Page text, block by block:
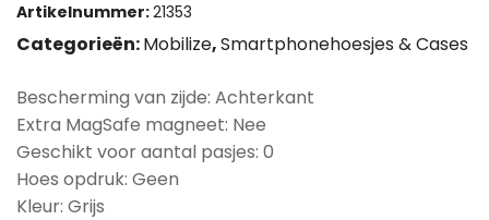
Artikelnummer:21353
Categorieën:Mobilize,Smartphonehoesjes & Cases
Bescherming van zijde: Achterkant
Extra MagSafe magneet: Nee
Geschikt voor aantal pasjes: 0
Hoes opdruk: Geen
Kleur: Grijs